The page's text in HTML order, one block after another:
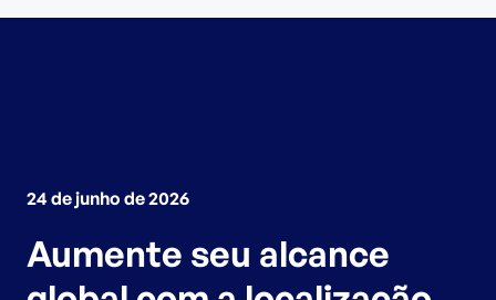
24 de junho de 2026
Aumente seu alcance